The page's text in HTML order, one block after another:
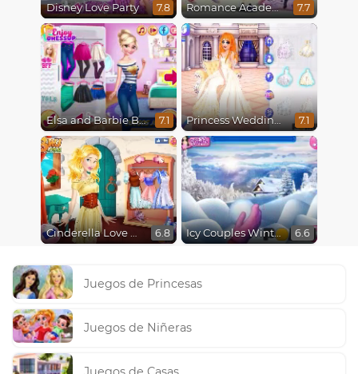
Disney Love Party 7.8 Romance Academy 7.7
Elsa and Barbie Blind Date 7.1 Princess Wedding Drama 7.1
Cinderella Love On The Run 6.8 Icy Couples Winter Time 6.6
Juegos de Princesas
Juegos de Niñeras